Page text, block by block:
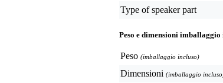
Type of speaker part
Peso e dimensioni imballaggio
Peso (imballaggio incluso)
Dimensioni (imballaggio